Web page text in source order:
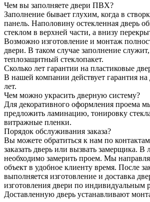
Чем вы заполняете двери ПВХ?
Заполнение бывает глухим, когда в
панель. Наполовину остекленная дверь
стеклом в верхней части, а внизу
Возможно изготовление и монтаж
двери. В таком случае заполнение
теплозащитный стеклопакет.
Сколько лет гарантии на пластиковые
В нашей компании действует гарантия
лет.
Чем можно украсить дверную систему?
Для декоративного оформления проема
предложить ламинацию, тонировку
витражные пленки.
Порядок обслуживания заказа?
Вы можете обратиться к нам по
заказать дверь или вызвать замерщика. В
необходимо замерить проем. Мы
объект в удобное клиенту время. После
выполняется изготовление и доставка
изготовления двери по индивидуальным
Доставленную дверь устанавливают